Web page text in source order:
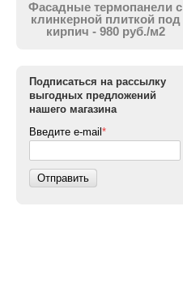
Фасадные термопанели с
клинкерной плиткой под
кирпич - 980 руб./м2
Подписаться на рассылку
выгодных предложений
нашего магазина
Введите e-mail *
Отправить